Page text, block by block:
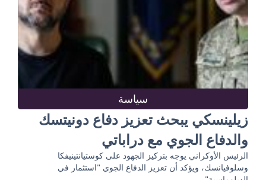
سياسة
زيلينسكي يبحث تعزيز دفاع دونيتسك
والدفاع الجوي مع دراباتي
الرئيس الأوكراني يوجه بتركيز الجهود على كوستيانتينيفكا
وسلوفيانسك، ويؤكد أن تعزيز الدفاع الجوي "استثمار في